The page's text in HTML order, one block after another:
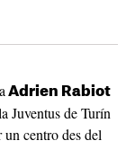
Adrien Rabiot
Juventus de Turín
centro des del